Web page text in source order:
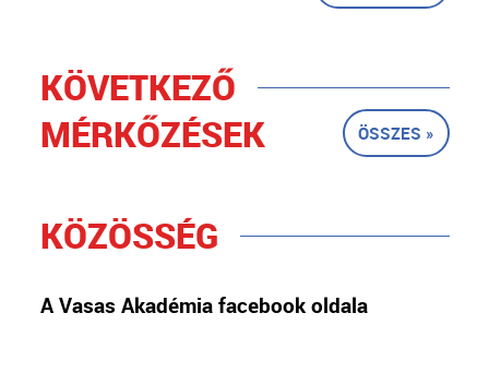
KÖVETKEZŐ
MÉRKŐZÉSEK
ÖSSZES »
KÖZÖSSÉG
A Vasas Akadémia facebook oldala